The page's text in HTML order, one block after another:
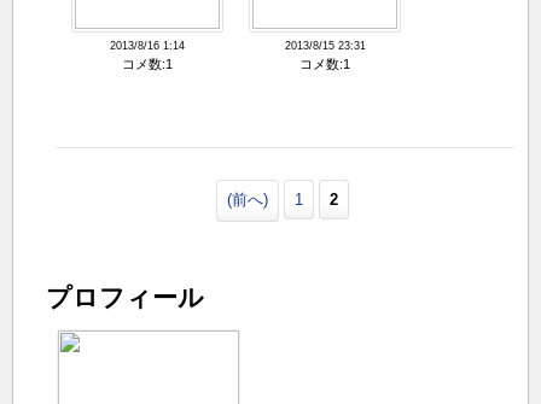
2013/8/16 1:14
コメ数:1
2013/8/15 23:31
コメ数:1
(前へ) 1 2
プロフィール